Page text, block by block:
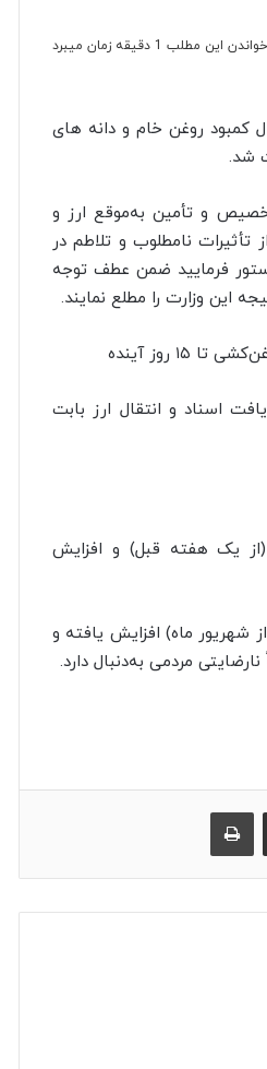
خواندن این مطلب 1 دقیقه زمان میبرد
کمبود روغن خام و دانه های
شد.
و تأمین به‌موقع ارز و
نامطلوب و تلاطم در
فرمایید ضمن عطف توجه
این وزارت را مطلع نمایند.
اسناد و انتقال ارز بابت
(از یک هفته قبل) و افزایش
شهریور ماه) افزایش یافته و
مردمی به‌دنبال دارد.